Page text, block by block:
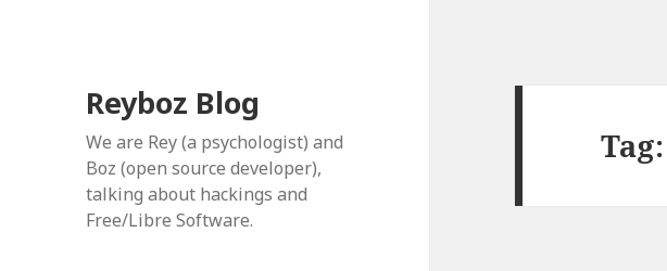
Reyboz Blog
We are Rey (a psychologist) and
Boz (open source developer),
talking about hackings and
Free/Libre Software.
Tag: